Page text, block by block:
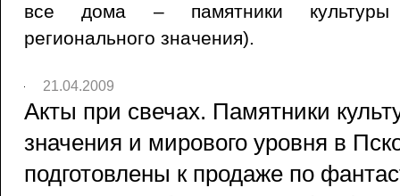
все дома – памятники культуры
регионального значения).
21.04.2009
Акты при свечах. Памятники
значения и мирового уровня в
подготовлены к продаже по